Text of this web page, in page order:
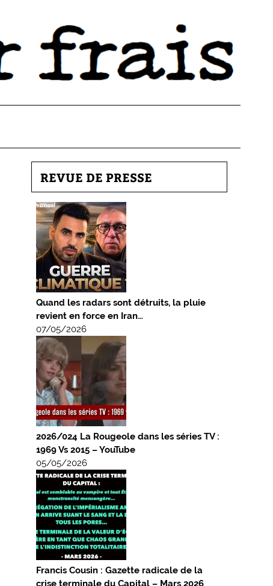
REVUE DE PRESSE
Quand les radars sont détruits, la pluie
revient en force en Iran…
07/05/2026
2026/024 La Rougeole dans les séries TV :
1969 Vs 2015 – YouTube
05/05/2026
Francis Cousin : Gazette radicale de la
crise terminale du Capital – Mars 2026